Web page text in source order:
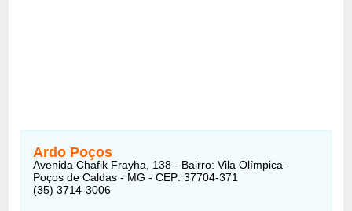
Ardo Poços
Avenida Chafik Frayha, 138 - Bairro: Vila Olímpica -
Poços de Caldas - MG - CEP: 37704-371
(35) 3714-3006